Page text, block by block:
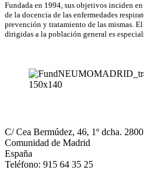
Fundada en 1994, sus objetivos inciden
de la docencia de las enfermedades
prevención y tratamiento de las mismas.
dirigidas a la población general es
C/ Cea Bermúdez, 46, 1º dcha.
Comunidad de Madrid
España
Teléfono: 915 64 35 25